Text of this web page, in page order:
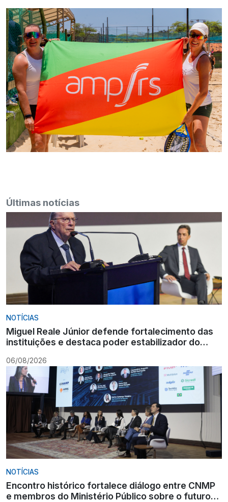
Últimas notícias
NOTÍCIAS
Miguel Reale Júnior defende fortalecimento das
instituições e destaca poder estabilizador do
06/08/2026
NOTÍCIAS
Encontro histórico fortalece diálogo entre CNMP
e membros do Ministério Público sobre o futuro